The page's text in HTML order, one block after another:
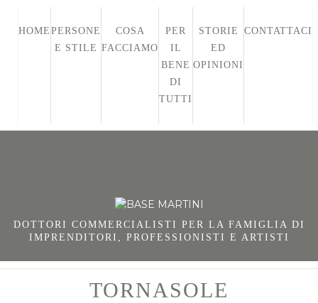
HOME PERSONE
E STILE
COSA
FACCIAMO
PER
IL
BENE
DI
TUTTI
STORIE
ED
OPINIONI
CONTATTACI
DOTTORI COMMERCIALISTI PER LA FAMIGLIA DI
IMPRENDITORI, PROFESSIONISTI E ARTISTI
TORNASOLE